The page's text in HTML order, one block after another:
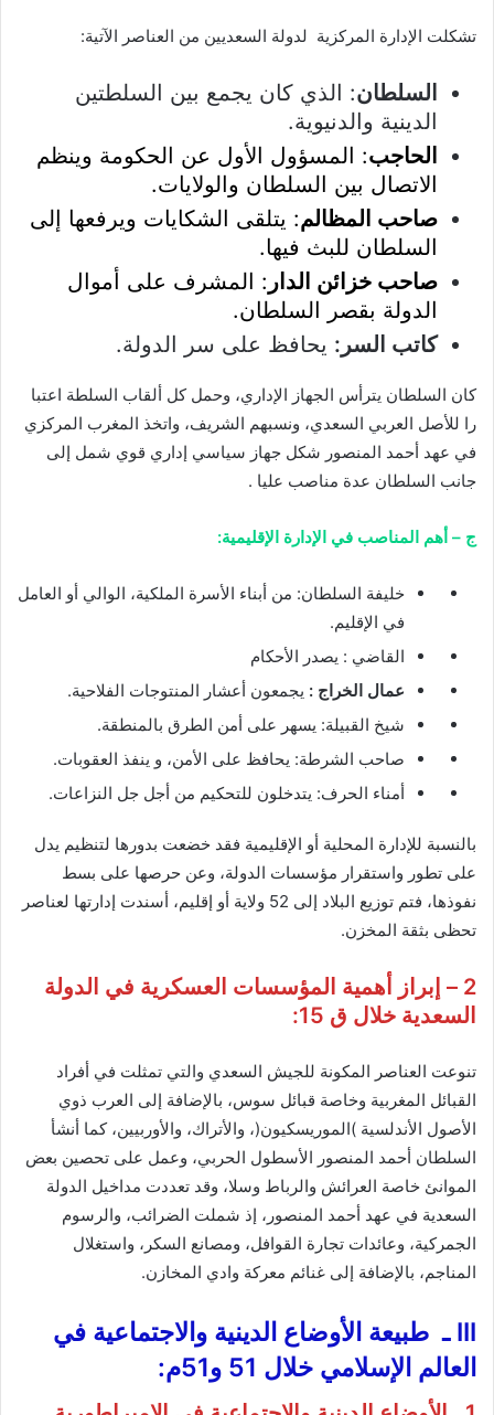
تشكلت الإدارة المركزية لدولة السعديين من العناصر الآتية:
السلطان: الذي كان يجمع بين السلطتين
الدينية والدنيوية.
الحاجب: المسؤول الأول عن الحكومة وينظم
الاتصال بين السلطان والولايات.
صاحب المظالم: يتلقى الشكايات ويرفعها إلى
السلطان للبث فيها.
صاحب خزائن الدار : المشرف على أموال
الدولة بقصر السلطان.
كاتب السر: يحافظ على سر الدولة.
كان السلطان يترأس الجهاز الإداري، وحمل كل ألقاب السلطة اعتبا
را للأصل العربي السعدي، ونسبهم الشريف، واتخذ المغرب المركزي
في عهد أحمد المنصور شكل جهاز سياسي إداري قوي شمل إلى
جانب السلطان عدة مناصب عليا .
ج – أهم المناصب في الإدارة الإقليمية:
خليفة السلطان: من أبناء الأسرة الملكية، الوالي أو العامل
في الإقليم.
القاضي : يصدر الأحكام
عمال الخراج : يجمعون أعشار المنتوجات الفلاحية.
شيخ القبيلة: يسهر على أمن الطرق بالمنطقة.
صاحب الشرطة: يحافظ على الأمن، و ينفذ العقوبات.
أمناء الحرف: يتدخلون للتحكيم من أجل جل النزاعات.
بالنسبة للإدارة المحلية أو الإقليمية فقد خضعت بدورها لتنظيم يدل
على تطور واستقرار مؤسسات الدولة، وعن حرصها على بسط
نفوذها، فتم توزيع البلاد إلى 52 ولاية أو إقليم، أسندت إدارتها لعناصر
تحظى بثقة المخزن.
2 – إبراز أهمية المؤسسات العسكرية في الدولة
السعدية خلال ق 15:
تنوعت العناصر المكونة للجيش السعدي والتي تمثلت في أفراد
القبائل المغربية وخاصة قبائل سوس، بالإضافة إلى العرب ذوي
الأصول الأندلسية )الموريسكيون(، والأتراك، والأوربيين، كما أنشأ
السلطان أحمد المنصور الأسطول الحربي، وعمل على تحصين بعض
الموانئ خاصة العرائش والرباط وسلا، وقد تعددت مداخيل الدولة
السعدية في عهد أحمد المنصور، إذ شملت الضرائب، والرسوم
الجمركية، وعائدات تجارة القوافل، ومصانع السكر، واستغلال
المناجم، بالإضافة إلى غنائم معركة وادي المخازن.
IIІ ـ طبيعة الأوضاع الدينية والاجتماعية في
العالم الإسلامي خلال 51 و51م: